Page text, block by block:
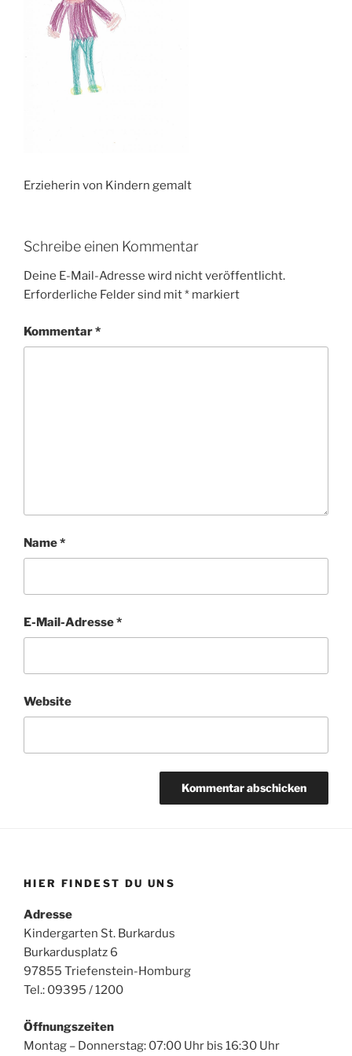
Erzieherin von Kindern gemalt
Schreibe einen Kommentar
Deine E-Mail-Adresse wird nicht veröffentlicht.
Erforderliche Felder sind mit* markiert
Kommentar*
Name*
E-Mail-Adresse*
Website
HIER FINDEST DU UNS
Adresse
Kindergarten St. Burkardus
Burkardusplatz 6
97855 Triefenstein-Homburg
Tel.: 09395 / 1200
Öffnungszeiten
Montag – Donnerstag: 07:00 Uhr bis 16:30 Uhr